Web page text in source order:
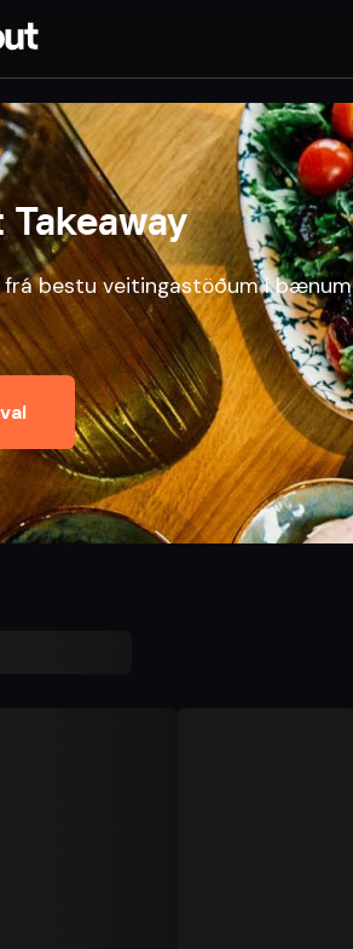
frá bestu veitingastöðum í bænum